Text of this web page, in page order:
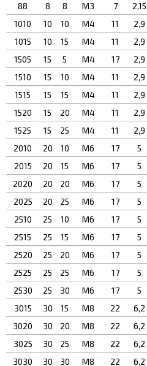
88
8 8 M3 7 2,15
1010
10 10 М4 11 2,9
1015
10 15 М4 11 2,9
1505
15 5 М4 17 2,9
1510
15 10 М4 11 2,9
1515
15 15 М4 11 2,9
1520
15 20 М4 11 2,9
1525
15 25 М4 11 2,9
2010
20 10 М6 17 5
2015
20 15 М6 17 5
2020
20 20 М6 17 5
2025
20 25 М6 17 5
2510
25 10 М6 17 5
2515
25 15 М6 17 5
2520
25 20 М6 17 5
2525
25 25 М6 17 5
2530
25 30 М6 17 5
3015
30 15 М8 22 6,2
3020
30 20 М8 22 6,2
3025
30 25 М8 22 6,2
3030
30 30 М8 22 6,2